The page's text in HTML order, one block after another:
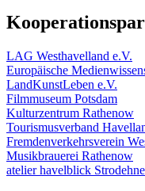
LAG Westhavelland e.V.
Europäische
LandKunstLeben e.V.
Filmmuseum Potsdam
Kulturzentrum Rathenow
Tourismusverband
Fremdenverkehrsverein
Musikbrauerei Rathenow
atelier havelblick Strodehne